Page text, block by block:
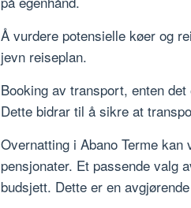
Å vurdere potensielle køer og
jevn reiseplan.
Booking av transport, enten
Dette bidrar til å sikre at
Overnatting i Abano Terme
pensjonater. Et passende valg
budsjett. Dette er en